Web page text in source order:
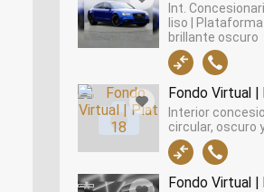
Int.
liso |
brillante oscuro
Fondo Virtual |
Interior
circular, oscuro
Fondo Virtual |